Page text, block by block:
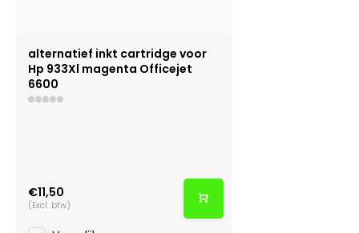
alternatief inkt cartridge voor
Hp 933Xl magenta Officejet
6600
€11,50
(Excl. btw)